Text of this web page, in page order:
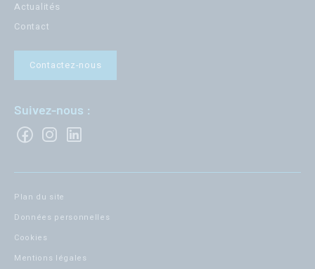
Actualités
Contact
Contactez-nous
Suivez-nous :
Plan du site
Données personnelles
Cookies
Mentions légales